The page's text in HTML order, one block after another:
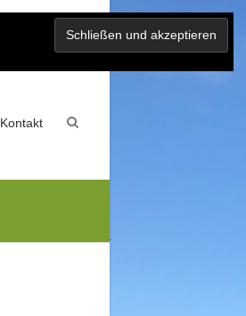
Kontakt